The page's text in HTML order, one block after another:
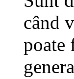
când
poate